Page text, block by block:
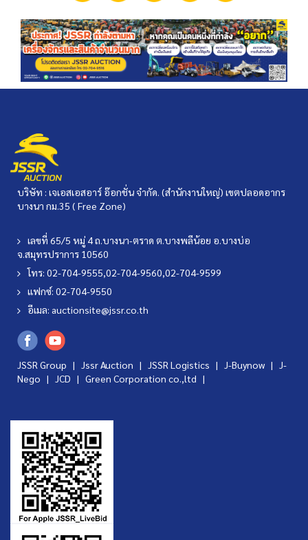
บริษัท : เจเอสเอสอาร์ อ๊อกชั่น จำกัด. (สำนักงานใหญ่) เขตปลอดอากร
บางนา กม.35 ( Free Zone)
เลขที่ 65/5 หมู่ 4 ถ.บางนา-ตราด ต.บางพลีน้อย อ.บางบ่อ
จ.สมุทรปราการ 10560
โทร: 02-704-9555,02-704-9560,02-704-9599
แฟกซ์: 02-704-9550
อีเมล: auctionsite@jssr.co.th
JSSR Group | Jssr Auction | JSSR Logistics | J-Buynow | J-
Nego | JCD | Green Corporation co.,ltd |